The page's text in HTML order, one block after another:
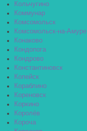
Кольчугино
Коммунар
Комсомольск
Комсомольск-на-Амуре
Конаково
Кондопога
Кондрово
Константиновск
Копейск
Кораблино
Кореновск
Коркино
Королёв
Короча